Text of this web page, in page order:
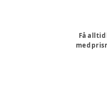
Få alltid
med